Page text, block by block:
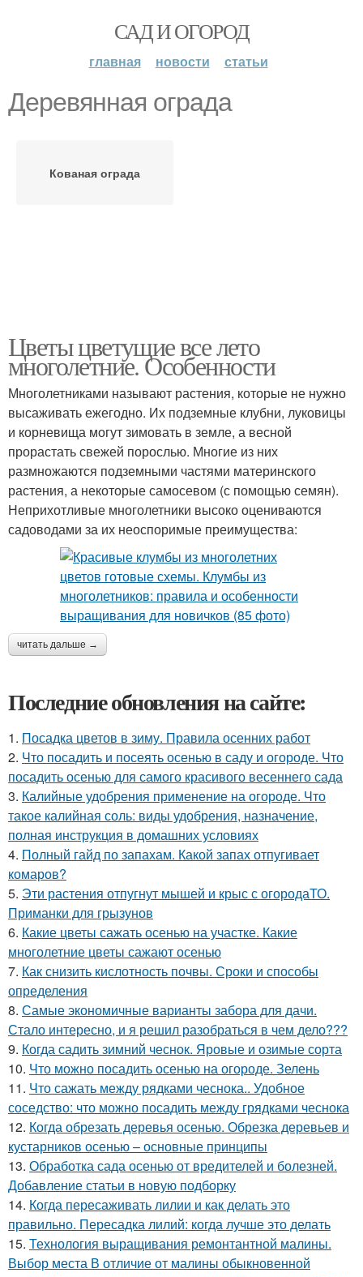
САД И ОГОРОД
главная новости статьи
Деревянная ограда
Кованая ограда
Цветы цветущие все лето
многолетние. Особенности
Многолетниками называют растения, которые не нужно
высаживать ежегодно. Их подземные клубни, луковицы
и корневища могут зимовать в земле, а весной
прорастать свежей порослью. Многие из них
размножаются подземными частями материнского
растения, а некоторые самосевом (с помощью семян).
Неприхотливые многолетники высоко оцениваются
садоводами за их неоспоримые преимущества:
читать дальше →
Последние обновления на сайте:
1. Посадка цветов в зиму. Правила осенних работ
2. Что посадить и посеять осенью в саду и огороде. Что
посадить осенью для самого красивого весеннего сада
3. Калийные удобрения применение на огороде. Что
такое калийная соль: виды удобрения, назначение,
полная инструкция в домашних условиях
4. Полный гайд по запахам. Какой запах отпугивает
комаров?
5. Эти растения отпугнут мышей и крыс с огородаТО.
Приманки для грызунов
6. Какие цветы сажать осенью на участке. Какие
многолетние цветы сажают осенью
7. Как снизить кислотность почвы. Сроки и способы
определения
8. Самые экономичные варианты забора для дачи.
Стало интересно, и я решил разобраться в чем дело???
9. Когда садить зимний чеснок. Яровые и озимые сорта
10. Что можно посадить осенью на огороде. Зелень
11. Что сажать между рядками чеснока.. Удобное
соседство: что можно посадить между грядками чеснока
12. Когда обрезать деревья осенью. Обрезка деревьев и
кустарников осенью – основные принципы
13. Обработка сада осенью от вредителей и болезней.
Добавление статьи в новую подборку
14. Когда пересаживать лилии и как делать это
правильно. Пересадка лилий: когда лучше это делать
15. Технология выращивания ремонтантной малины.
Выбор места В отличие от малины обыкновенной